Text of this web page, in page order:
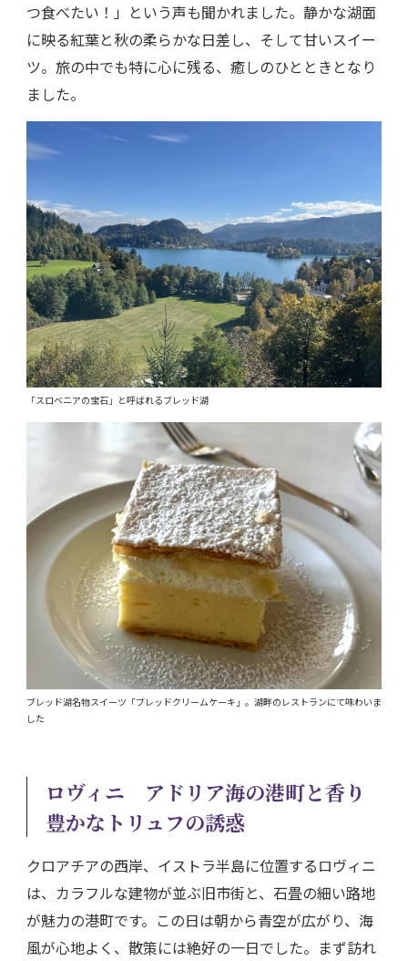
つ食べたい！」という声も聞かれました。静かな湖面
に映る紅葉と秋の柔らかな日差し、そして甘いスイー
ツ。旅の中でも特に心に残る、癒しのひとときとなり
ました。
「スロベニアの宝石」と呼ばれるブレッド湖
ブレッド湖名物スイーツ「ブレッドクリームケーキ」。湖畔のレストランにて味わいま
した
ロヴィニ アドリア海の港町と香り
豊かなトリュフの誘惑
クロアチアの西岸、イストラ半島に位置するロヴィニ
は、カラフルな建物が並ぶ旧市街と、石畳の細い路地
が魅力の港町です。この日は朝から青空が広がり、海
風が心地よく、散策には絶好の一日でした。まず訪れ